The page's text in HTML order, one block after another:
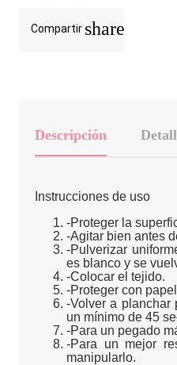
Compartir share
Descripción
Instrucciones de uso
-Proteger la
-Agitar bien antes
-Pulverizar
es blanco y se
-Colocar el tejido.
-Proteger con
-Volver a planchar
un mínimo de 45
-Para un pegado
-Para un mejor
manipularlo.